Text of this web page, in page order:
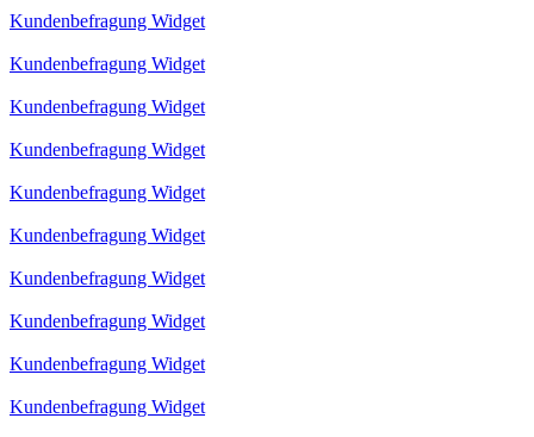
Kundenbefragung Widget
Kundenbefragung Widget
Kundenbefragung Widget
Kundenbefragung Widget
Kundenbefragung Widget
Kundenbefragung Widget
Kundenbefragung Widget
Kundenbefragung Widget
Kundenbefragung Widget
Kundenbefragung Widget